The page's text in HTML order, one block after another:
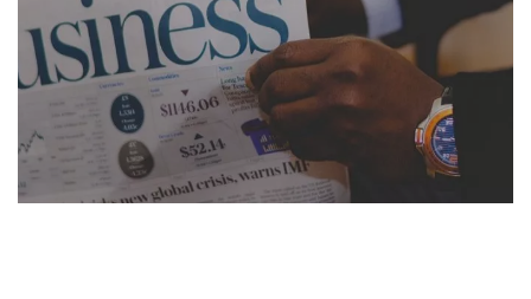
conference is intended for everyone involved in the
semiconductor industry, including engineers,
professional experts, and senior executives.
לחץ לפרטים